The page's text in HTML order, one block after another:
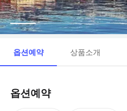
옵션예약 상품소개
옵션예약